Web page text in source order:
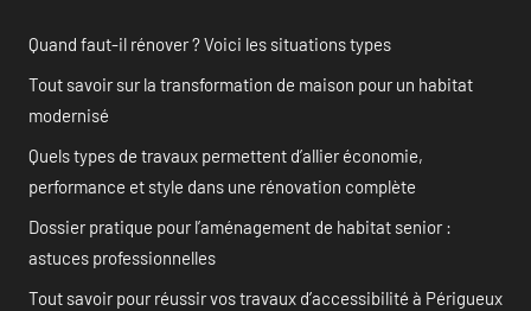
Quand faut-il rénover ? Voici les situations types
Tout savoir sur la transformation de maison pour un habitat
modernisé
Quels types de travaux permettent d’allier économie,
performance et style dans une rénovation complète
Dossier pratique pour l’aménagement de habitat senior :
astuces professionnelles
Tout savoir pour réussir vos travaux d’accessibilité à Périgueux